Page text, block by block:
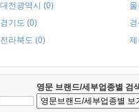
대전광역시 (0)
경기도 (0)
전라북도 (0)
영문 브랜드/세부업종별 검